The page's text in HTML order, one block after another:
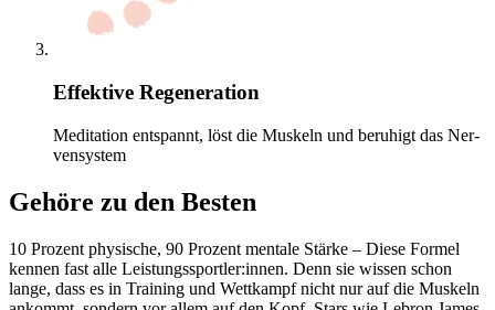
Effektive Regeneration
Medi­ta­tion entspannt, löst die Mus­keln und beruhigt das Ner­
ven­sys­tem
Gehöre zu den Besten
10 Pro­zent phy­si­sche, 90 Pro­zent men­tale Stärke – Diese Formel
kennen fast alle Leis­tungs­sport­ler:innen. Denn sie wissen schon
lange, dass es in Trai­ning und Wett­kampf nicht nur auf die Mus­keln